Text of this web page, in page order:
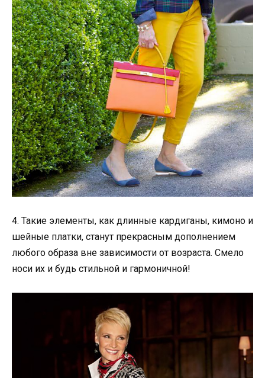
4. Такие элементы, как длинные кардиганы, кимоно и
шейные платки, станут прекрасным дополнением
любого образа вне зависимости от возраста. Смело
носи их и будь стильной и гармоничной!